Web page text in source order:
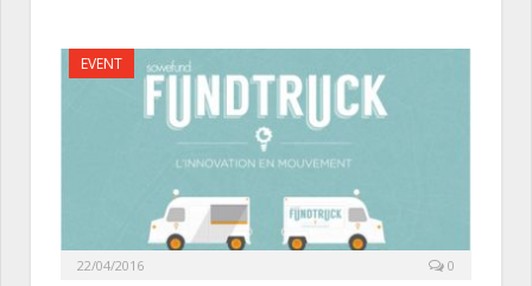
EVENT
22/04/2016 0